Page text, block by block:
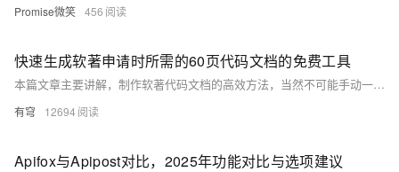
Promise微笑 456
快速生成软著申请时所需的60页代码文档的免费工具
本篇文章主要讲解，制作软著代码文档的高效方法，当然不可能手动一个个复制了，这显然太笨拙，他浪费时间了。这里我给大家介绍一个更快的方式。
有穹 12694
Apifox与Apipost对比，2025年功能对比与选项建议